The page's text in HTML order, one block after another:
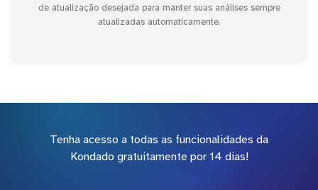
de atualização desejada para manter suas análises sempre
atualizadas automaticamente.
Tenha acesso a todas as funcionalidades da
Kondado gratuitamente por 14 dias!